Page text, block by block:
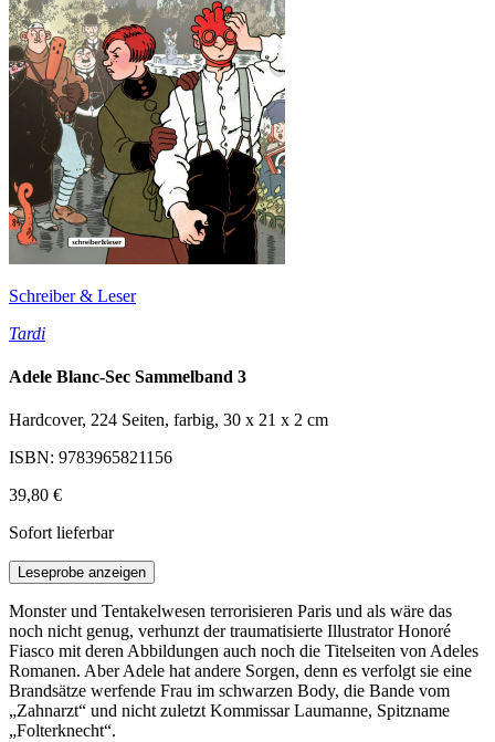
Schreiber & Leser
Tardi
Adele Blanc-Sec Sammelband 3
Hardcover, 224 Seiten, farbig, 30 x 21 x 2 cm
ISBN: 9783965821156
39,80 €
Sofort lieferbar
Leseprobe anzeigen
Monster und Tentakelwesen terrorisieren Paris und als wäre das
noch nicht genug, verhunzt der traumatisierte Illustrator Honoré
Fiasco mit deren Abbildungen auch noch die Titelseiten von Adeles
Romanen. Aber Adele hat andere Sorgen, denn es verfolgt sie eine
Brandsätze werfende Frau im schwarzen Body, die Bande vom
„Zahnarzt“ und nicht zuletzt Kommissar Laumanne, Spitzname
„Folterknecht“.